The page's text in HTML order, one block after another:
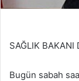
SAĞLIK BAKANI
Bugün sabah